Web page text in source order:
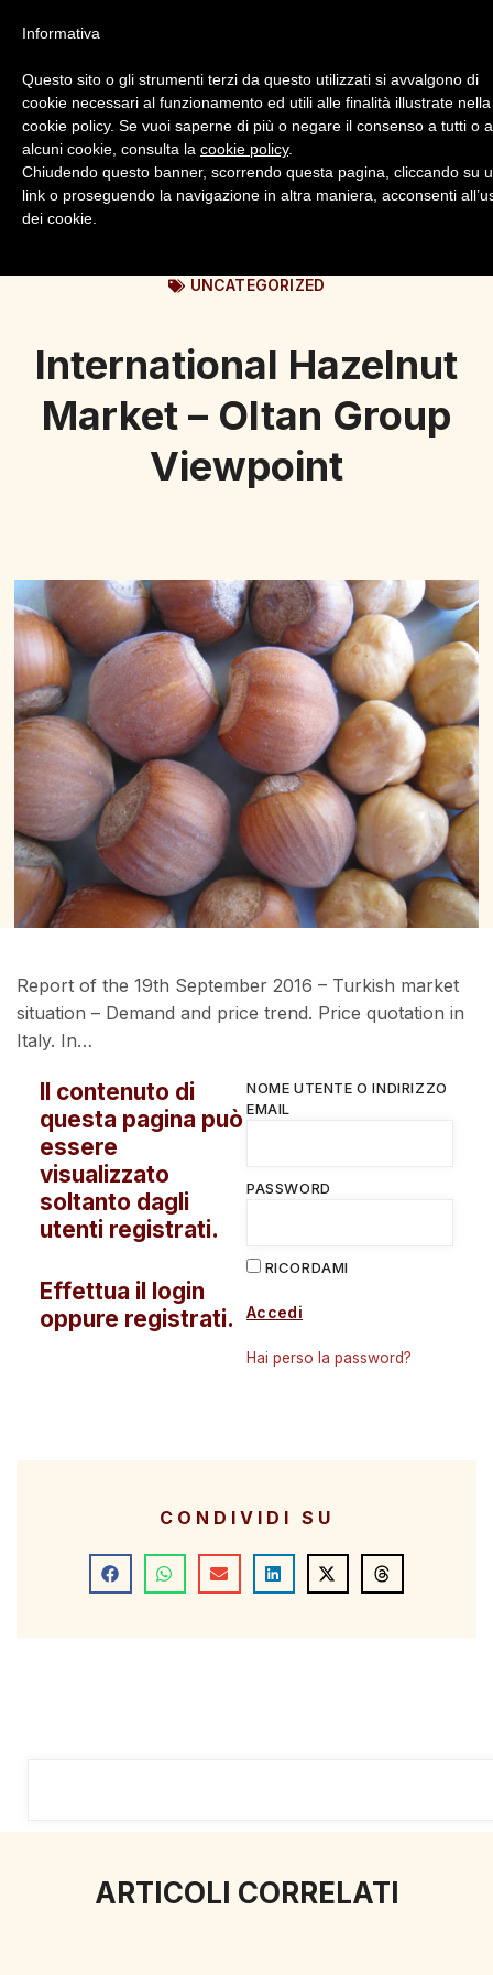
Login Registrazione
UNCATEGORIZED
International Hazelnut
Market – Oltan Group
Viewpoint
Report of the 19th September 2016 – Turkish market
situation – Demand and price trend. Price quotation in
Italy. In…
Il contenuto di
questa pagina può
essere
visualizzato
soltanto dagli
utenti registrati.
Effettua il login
oppure registrati.
NOME UTENTE O INDIRIZZO
EMAIL
PASSWORD
RICORDAMI
Accedi
Hai perso la password?
CONDIVIDI SU
ARTICOLI CORRELATI
Informativa
Questo sito o gli strumenti terzi da questo utilizzati si avvalgono di
cookie necessari al funzionamento ed utili alle finalità illustrate nella
cookie policy. Se vuoi saperne di più o negare il consenso a tutti o
alcuni cookie, consulta la cookie policy.
Chiudendo questo banner, scorrendo questa pagina, cliccando su
link o proseguendo la navigazione in altra maniera, acconsenti
dei cookie.